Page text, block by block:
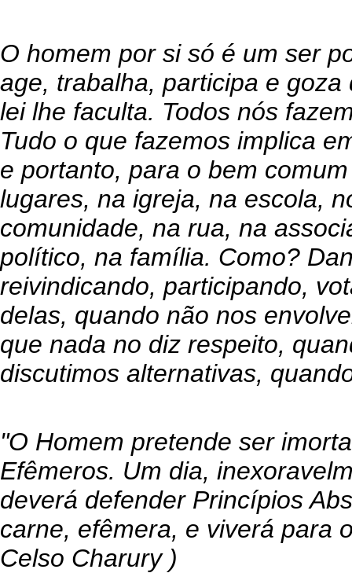
O homem por si só é um ser
age, trabalha, participa e
lei lhe faculta. Todos nós
Tudo o que fazemos implica
e portanto, para o bem
lugares, na igreja, na escola,
comunidade, na rua, na
político, na família. Como?
reivindicando, participando,
delas, quando não nos
que nada no diz respeito,
discutimos alternativas,
"O Homem pretende ser
Efêmeros. Um dia,
deverá defender Princípios
carne, efêmera, e viverá para
Celso Charury )